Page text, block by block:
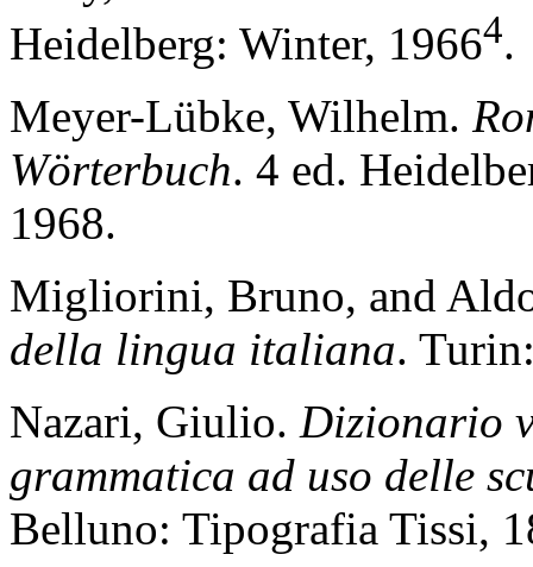
Heidelberg: Winter, 19664.
Meyer-Lübke, Wilhelm.
Wörterbuch. 4 ed.
1968.
Migliorini, Bruno, and
della lingua italiana.
Nazari, Giulio. Dizionario
grammatica ad uso delle
Belluno: Tipografia Tissi,